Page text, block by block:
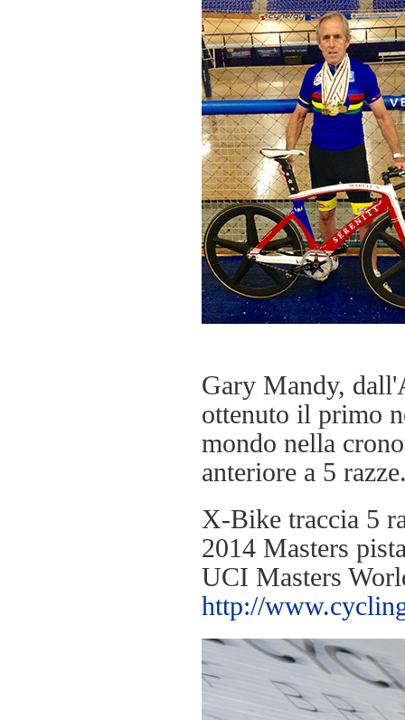
Gary Mandy,
ottenuto il primo
mondo nella
anteriore a 5
X-Bike traccia 5
2014 Masters
UCI Masters
http://